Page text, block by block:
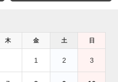
木 金 土 日
1 2 3